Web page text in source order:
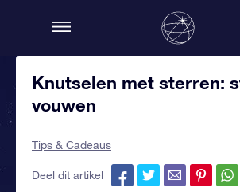
Knutselen met sterren:
vouwen
Tips & Cadeaus
Deel dit artikel